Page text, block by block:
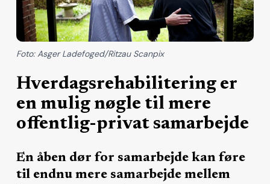
Hverdagsrehabilitering er
en mulig nøgle til mere
offentlig-privat samarbejde
En åben dør for samarbejde kan føre
til endnu mere samarbejde mellem
Foto: Asger Ladefoged/Ritzau Scanpix